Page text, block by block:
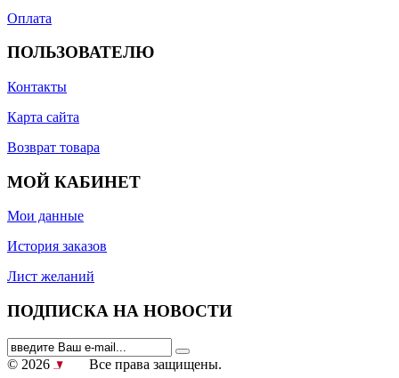
Оплата
ПОЛЬЗОВАТЕЛЮ
Контакты
Карта сайта
Возврат товара
МОЙ КАБИНЕТ
Мои данные
История заказов
Лист желаний
ПОДПИСКА НА НОВОСТИ
© 2026 Все права защищены.